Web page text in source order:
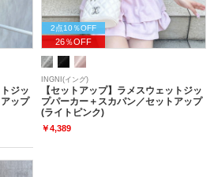
ジッ
ップ
2点10％OFF
26％OFF
INGNI(イング)
【セットアップ】ラメスウェットジッ
プパーカー＋スカパン／セットアップ
(ライトピンク)
￥4,389